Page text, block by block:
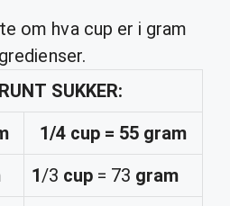
om hva cup er i gram
SUKKER:
1/4 cup= 55 gram
1/3 cup = 73 gram